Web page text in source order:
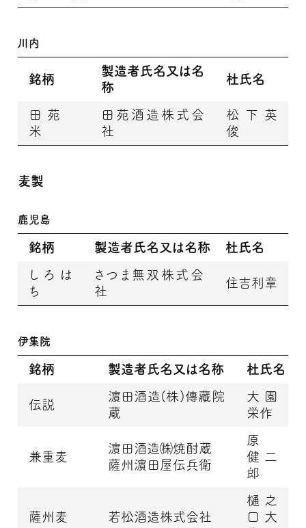
川内
銘柄
製造者氏名又は名
称
杜氏名
田苑
米
田苑酒造株式会
社
松下英
俊
麦製
鹿児島
銘柄 製造者氏名又は名称 杜氏名
しろは
ち
さつま無双株式会
社
住吉利章
伊集院
銘柄 製造者氏名又は名称 杜氏名
伝説
濵田酒造(株)傳藏院
蔵
大園
栄作
兼重麦
濵田酒造㈱焼酎蔵
薩州濵田屋伝兵衛
原
健二
郎
薩州麦 若松酒造株式会社
樋之
口 大